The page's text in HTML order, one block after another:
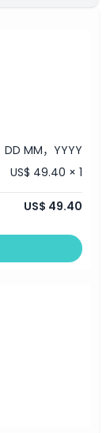
DD MM，YYYY
US$ 49.40 × 1
US$ 49.40